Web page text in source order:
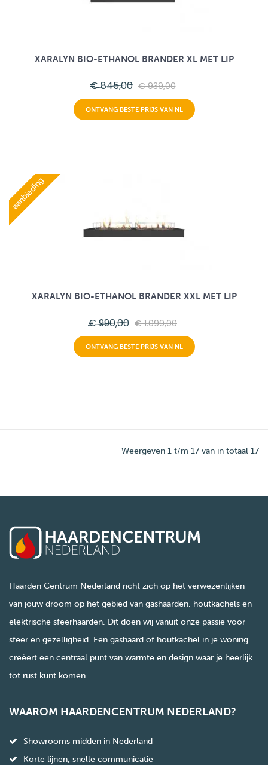
XARALYN BIO-ETHANOL BRANDER XL MET LIP
€ 845,00 € 939,00
ONTVANG BESTE PRIJS VAN NL
aanbieding
XARALYN BIO-ETHANOL BRANDER XXL MET LIP
€ 990,00 € 1.099,00
ONTVANG BESTE PRIJS VAN NL
Weergeven 1 t/m 17 van in totaal 17
Haarden Centrum Nederland richt zich op het verwezenlijken
van jouw droom op het gebied van gashaarden, houtkachels en
elektrische sfeerhaarden. Dit doen wij vanuit onze passie voor
sfeer en gezelligheid. Een gashaard of houtkachel in je woning
creëert een centraal punt van warmte en design waar je heerlijk
tot rust kunt komen.
WAAROM HAARDENCENTRUM NEDERLAND?
Showrooms midden in Nederland
Korte lijnen, snelle communicatie